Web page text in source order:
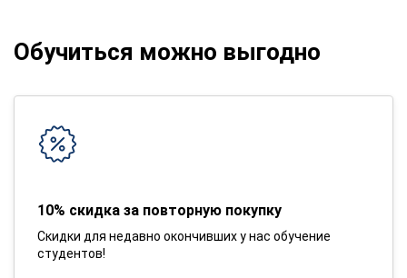
Обучиться можно выгодно
10% скидка за повторную покупку
Скидки для недавно окончивших у нас обучение
студентов!